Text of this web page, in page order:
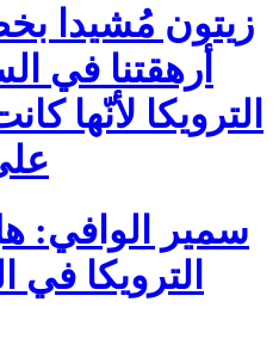
زيتون مُشيدا
أرهقتنا في
الترويكا لأنّها
سمير الوافي:
الترويكا